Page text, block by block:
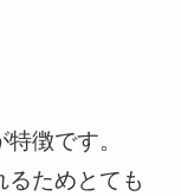
徴です。
ためとても